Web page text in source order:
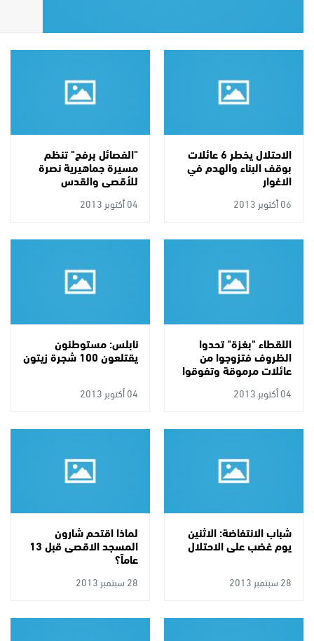
الاحتلال يخطر 6 عائلات
بوقف البناء والهدم في
الاغوار
06 أكتوبر 2013
"الفصائل برفح" تنظم
مسيرة جماهيرية نصرة
للأقصى والقدس
04 أكتوبر 2013
اللقطاء "بغزة" تحدوا
الظروف فتزوجوا من
عائلات مرموقة وتفوقوا
في دراستهم04 أكتوبر 2013
نابلس: مستوطنون
يقتلعون 100 شجرة زيتون
04 أكتوبر 2013
شباب الانتفاضة: الاثنين
يوم غضب على الاحتلال
28 سبتمبر 2013
لماذا اقتحم شارون
المسجد الاقصى قبل 13
عاماً؟
28 سبتمبر 2013